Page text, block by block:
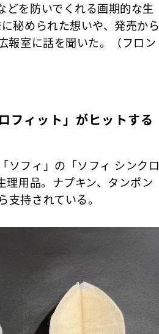
どを防いでくれる画期的な生
秘められた想いや、発売から
報室に話を聞いた。（フロン
フィット」がヒットする
ソフィ」の「ソフィ シンクロ
理用品。ナプキン、タンポン
持されている。